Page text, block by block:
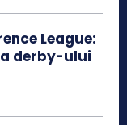
League:
derby-ului